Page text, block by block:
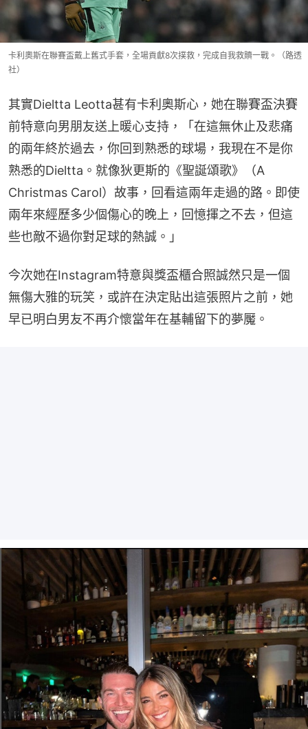
卡利奧斯在聯賽盃戴上舊式手套，全場貢獻8次撲救，完成自我救贖一戰。（路透
社）
其實Dieltta Leotta甚有卡利奧斯心，她在聯賽盃決賽
前特意向男朋友送上暖心支持，「在這無休止及悲痛
的兩年終於過去，你回到熟悉的球場，我現在不是你
熟悉的Dieltta。就像狄更斯的《聖誕頌歌》（A
Christmas Carol）故事，回看這兩年走過的路。即使
兩年來經歷多少個傷心的晚上，回憶揮之不去，但這
些也敵不過你對足球的熱誠。」
今次她在Instagram特意與獎盃櫃合照誠然只是一個
無傷大雅的玩笑，或許在決定貼出這張照片之前，她
早已明白男友不再介懷當年在基輔留下的夢魘。